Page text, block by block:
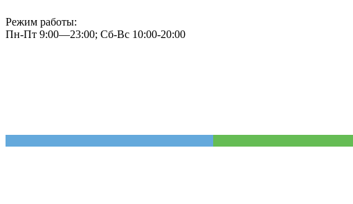
Режим работы:
Пн-Пт 9:00—23:00; Сб-Вс 10:00-20:00